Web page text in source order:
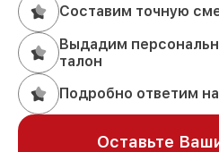
Составим точную
Выдадим
талон
Подробно ответим
Оставьте